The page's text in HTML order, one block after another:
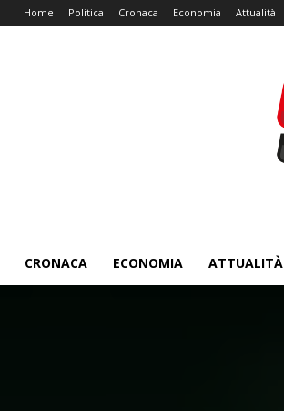
Home Politica Cronaca Economia Attualità
CRONACA ECONOMIA ATTUALITÀ